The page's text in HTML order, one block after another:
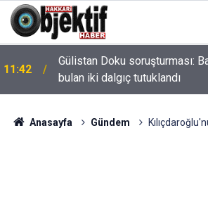
11:42
Gülistan Doku soruşturması:
bulan iki dalgıç tutuklandı
Anasayfa Gündem